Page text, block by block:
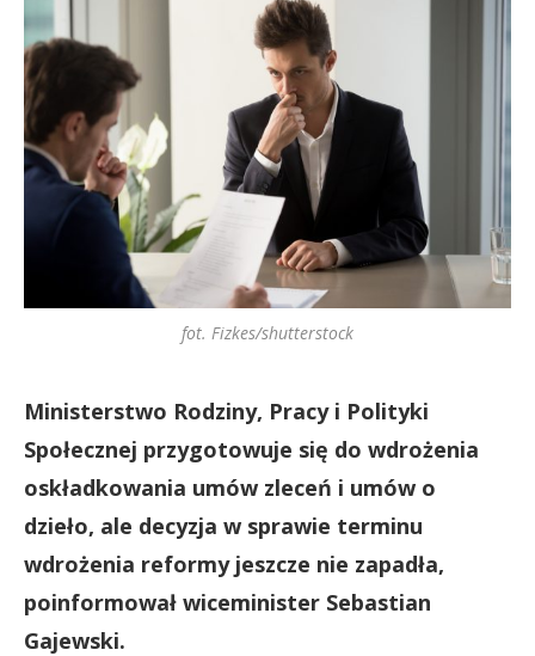
fot. Fizkes/shutterstock
Ministerstwo Rodziny, Pracy i Polityki
Społecznej przygotowuje się do wdrożenia
oskładkowania umów zleceń i umów o
dzieło, ale decyzja w sprawie terminu
wdrożenia reformy jeszcze nie zapadła,
poinformował wiceminister Sebastian
Gajewski.